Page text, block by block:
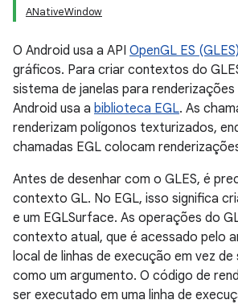
ANativeWindow
O Android usa a API OpenGL ES (GLES)
gráficos. Para criar contextos do
sistema de janelas para renderizações
Android usa a biblioteca EGL. As
renderizam polígonos texturizados,
chamadas EGL colocam
Antes de desenhar com o GLES, é
contexto GL. No EGL, isso significa
e um EGLSurface. As operações do
contexto atual, que é acessado pelo
local de linhas de execução em vez
como um argumento. O código de
ser executado em uma linha de